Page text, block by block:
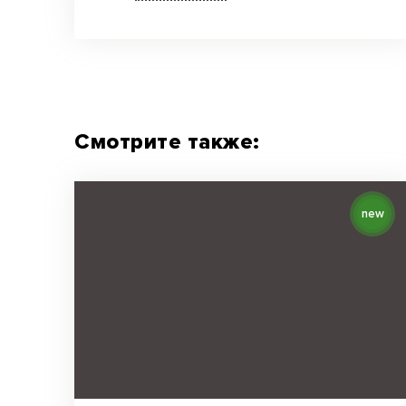
Смотрите также:
new